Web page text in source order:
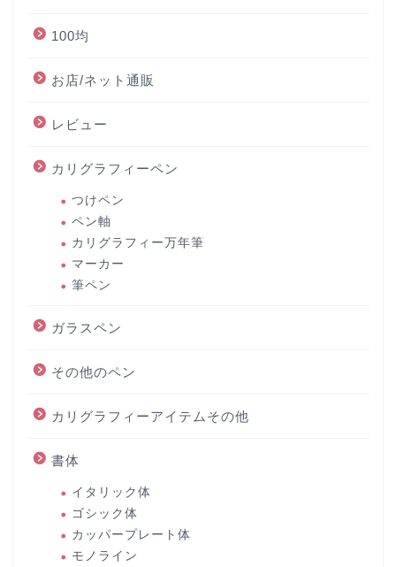
100均
お店/ネット通販
レビュー
カリグラフィーペン
つけペン
ペン軸
カリグラフィー万年筆
マーカー
筆ペン
ガラスペン
その他のペン
カリグラフィーアイテムその他
書体
イタリック体
ゴシック体
カッパープレート体
モノライン